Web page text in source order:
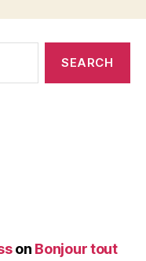
on Bonjour tout